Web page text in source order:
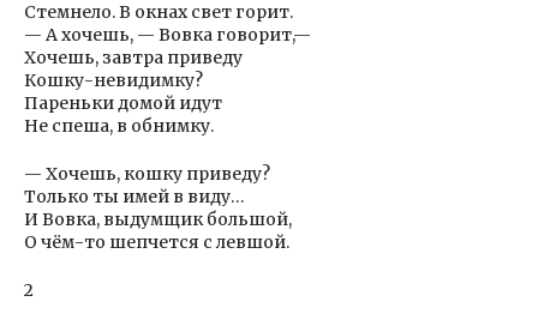
Стемнело. В окнах свет горит.
— А хочешь, — Вовка говорит,—
Хочешь, завтра приведу
Кошку-невидимку?
Пареньки домой идут
Не спеша, в обнимку.
— Хочешь, кошку приведу?
Только ты имей в виду…
И Вовка, выдумщик большой,
О чём-то шепчется с левшой.
2